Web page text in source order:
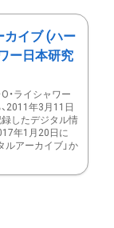
カイブ (ハー
ー日本研究
・ライシャワー
2011年3月11日
録したデジタル情
年1月20日に
ルアーカイブ」か